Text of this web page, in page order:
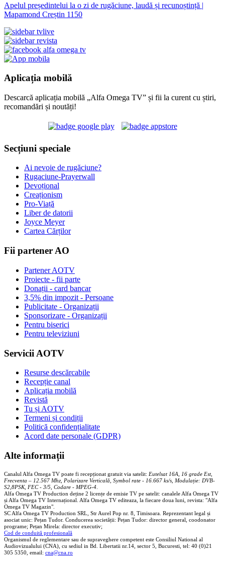
Apelul președintelui la o zi de rugăciune, laudă și recunoștință |
Mapamond Creștin 1150
Aplicația mobilă
Descarcă aplicația mobilă „Alfa Omega TV” și fii la curent cu știri,
recomandări și noutăți!
Secțiuni speciale
Ai nevoie de rugăciune?
Rugaciune-Prayerwall
Devoțional
Creaționism
Pro-Viață
Liber de datorii
Joyce Meyer
Cartea Cărților
Fii partener AO
Partener AOTV
Proiecte - fii parte
Donații - card bancar
3,5% din impozit - Persoane
Publicitate - Organizații
Sponsorizare - Organizații
Pentru biserici
Pentru televiziuni
Servicii AOTV
Resurse descărcabile
Recepție canal
Aplicația mobilă
Revistă
Tu și AOTV
Termeni și condiții
Politică confidențialitate
Acord date personale (GDPR)
Alte informații
Canalul Alfa Omega TV poate fi recepționat gratuit via satelit: Eutelsat 16A, 16 grade Est,
Frecventa – 12.567 Mhz, Polarizare Verticală, Symbol rate - 16.667 ks/s, Modulație: DVB-
S2,8PSK, FEC - 3/5, Codare - MPEG-4
Alfa Omega TV Production deține 2 licențe de emisie TV pe satelit: canalele Alfa Omega TV
și Alfa Omega TV Internațional. Alfa Omega TV editeaza, la fiecare doua luni, revista: "Alfa
Omega TV Magazin".
SC Alfa Omega TV Production SRL, Str Aurel Pop nr. 8, Timisoara. Reprezentant legal și
asociat unic: Pețan Tudor. Conducerea societății: Pețan Tudor: director general, coodonator
programe; Pețan Mirela: director executiv;
Cod de conduită profesională
Organismul de reglementare sau de supraveghere competent este Consiliul National al
Audiovizualului (CNA), cu sediul in Bd. Libertatii nr.14, sector 5, Bucuresti, tel: 40 (0)21
305 5350, email: cna@cna.ro